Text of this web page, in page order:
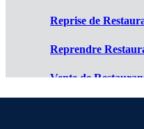
Reprise de
Reprendre
Vente de